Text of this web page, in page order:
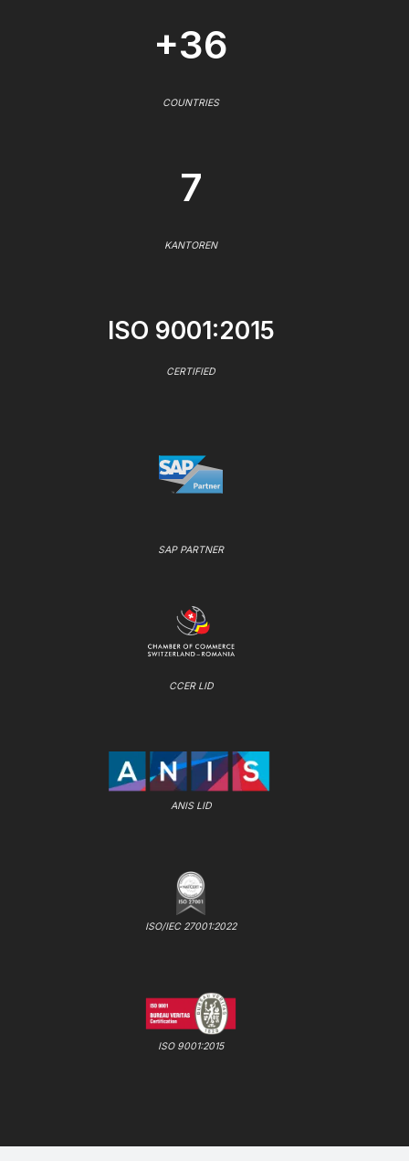
+36
COUNTRIES
7
KANTOREN
ISO 9001:2015
CERTIFIED
SAP PARTNER
CCER LID
ANIS LID
ISO/IEC 27001:2022
ISO 9001:2015